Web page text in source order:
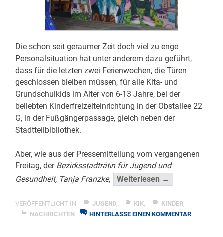
Die schon seit geraumer Zeit doch viel zu enge
Personalsituation hat unter anderem dazu geführt,
dass für die letzten zwei Ferienwochen, die Türen
geschlossen bleiben müssen, für alle Kita- und
Grundschulkids im Alter von 6-13 Jahre, bei der
beliebten Kinderfreizeiteinrichtung in der Obstallee 22
G, in der Fußgängerpassage, gleich neben der
Stadtteilbibliothek.
Aber, wie aus der Pressemitteilung vom vergangenen
Freitag, der Bezirksstadträtin für Jugend und
Gesundheit, Tanja Franzke, Weiterlesen →
Türen
zu
VERÖFFENTLICHT IN JUGEND, KIK, KINDER,
NACHRICHTEN
HINTERLASSE EINEN KOMMENTARZU